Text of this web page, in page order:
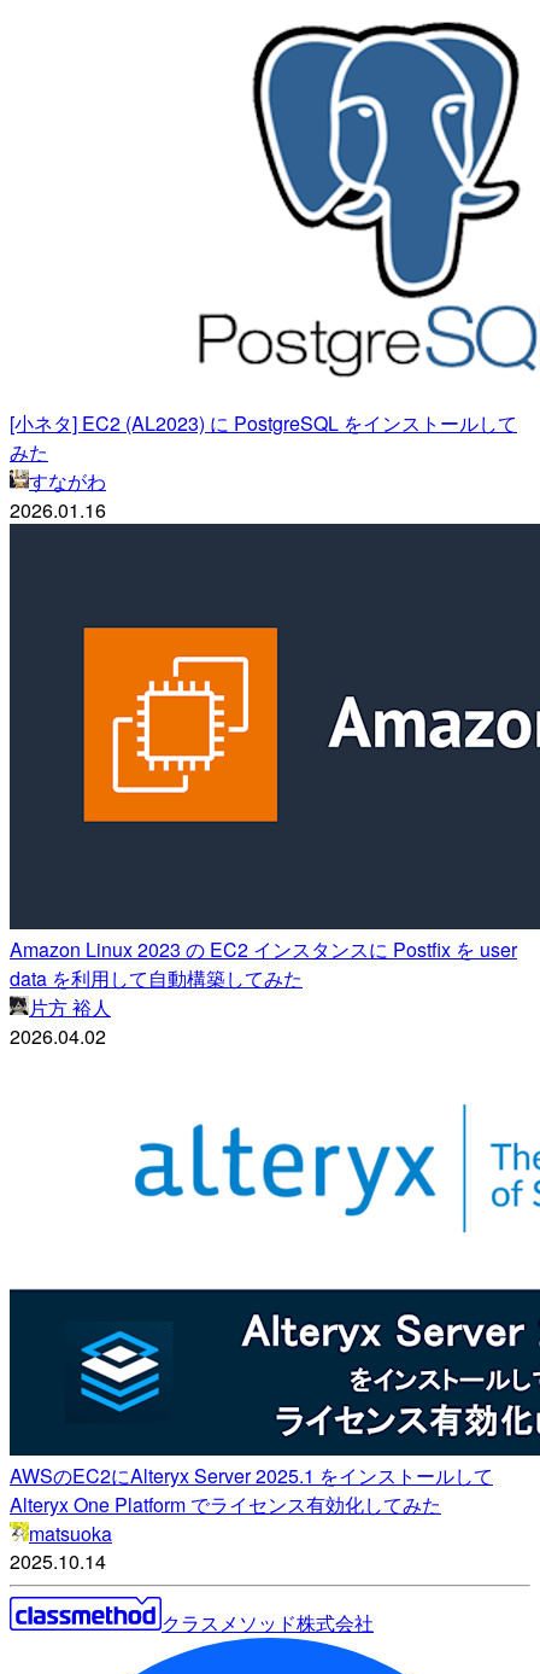
[小ネタ] EC2 (AL2023) に PostgreSQL をインストールして
みた
すながわ
2026.01.16
Amazon Linux 2023 の EC2 インスタンスに Postfix を user
data を利用して自動構築してみた
片方 裕人
2026.04.02
AWSのEC2にAlteryx Server 2025.1 をインストールして
Alteryx One Platform でライセンス有効化してみた
matsuoka
2025.10.14
クラスメソッド株式会社